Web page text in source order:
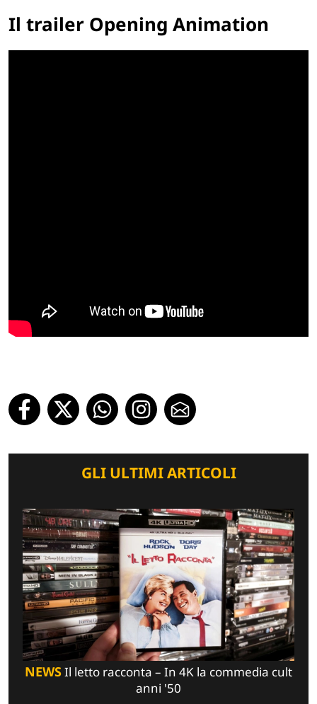
Il trailer Opening Animation
GLI ULTIMI ARTICOLI
NEWSIl letto racconta – In 4K la commedia cult
anni '50